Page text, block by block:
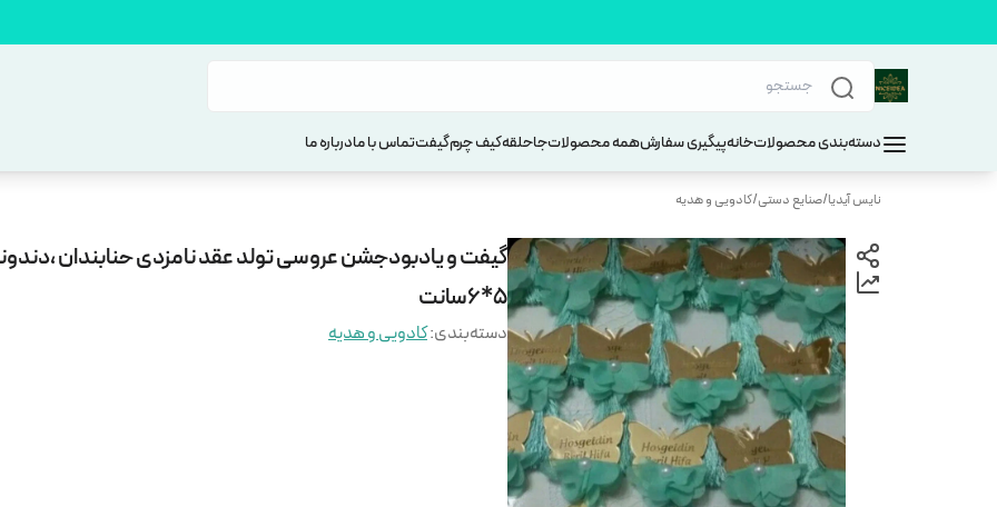
دسته‌بندی محصولاتخانهپیگیری سفارشهمه محصولاتجاحلقهکیف چرمگیفتتماس با مادرباره ما
نایس آیدیا/صنایع دستی/کادویی و هدیه
گیفت و یادبودجشن عروسی تولد عقد نامزدی حنابندان
5*6سانت
دسته‌بندی:کادویی و هدیه